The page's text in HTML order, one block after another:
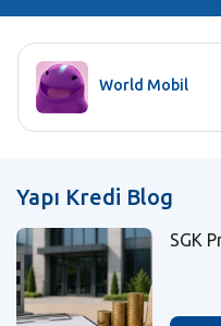
World Mobil
Yapı Kredi Blog
SGK